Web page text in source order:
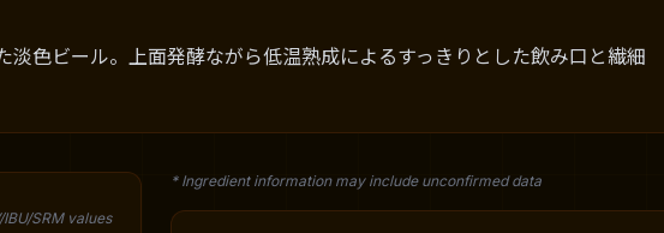
淡色ビール。上面発酵ながら低温熟成によるすっきりとした飲み口と繊細
SRM values
* Ingredient information may include unconfirmed data